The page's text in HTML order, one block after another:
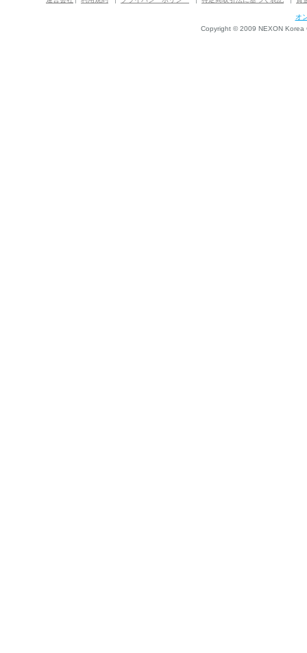
オ
Copyright © 2009 NEXON Korea